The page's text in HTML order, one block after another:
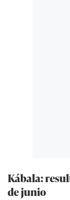
Kábala:
de junio